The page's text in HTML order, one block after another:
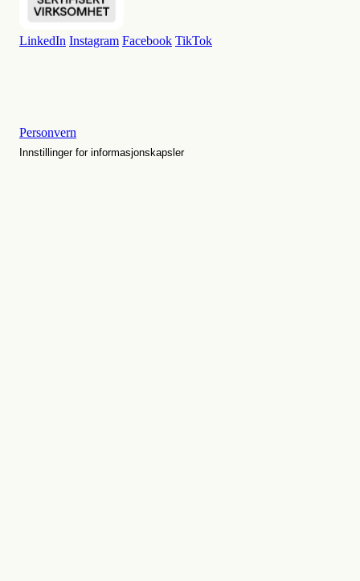
LinkedIn Instagram Facebook TikTok
Personvern
Innstillinger for informasjonskapsler